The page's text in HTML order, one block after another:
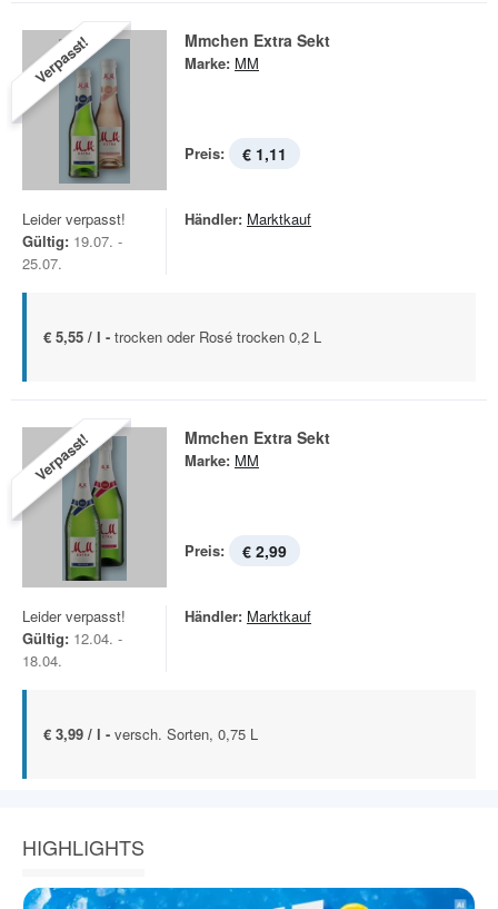
Verpasst! Mmchen Extra Sekt
Marke: MM
Preis: € 1,11
Leider verpasst!
Gültig: 19.07. -
25.07.
Händler: Marktkauf
€ 5,55 / l - trocken oder Rosé trocken 0,2 L
Verpasst! Mmchen Extra Sekt
Marke: MM
Preis: € 2,99
Leider verpasst!
Gültig: 12.04. -
18.04.
Händler: Marktkauf
€ 3,99 / l - versch. Sorten, 0,75 L
HIGHLIGHTS